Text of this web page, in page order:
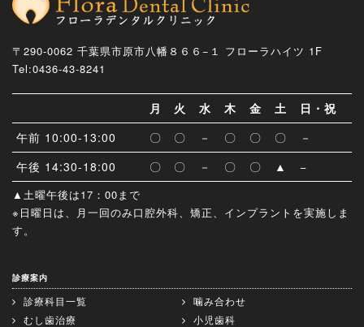
〒290-0062 千葉県市原市八幡８６６−１ フローラハイツ 1F
Tel:0436-43-8241
月 火 水 木 金 土
日・祝
午前 10:00-13:00
〇 〇 － 〇 〇 〇
－
午後 14:30-18:00
〇 〇 － 〇 〇 ▲ −
▲土曜午後は17：00まで
※日曜日は、月一回のみ口腔外科、矯正、インプラントを実施しま
す。
診療案内
診療科目一覧
噛み合わせ
むし歯治療
小児歯科